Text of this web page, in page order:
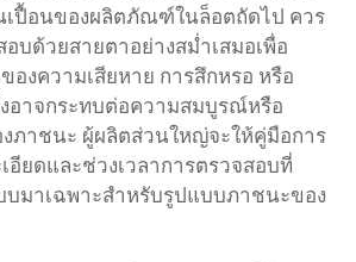
เปื้อนของผลิตภัณฑ์ในล็อตถัดไป ควร
บด้วยสายตาอย่างสม่ำเสมอเพื่อ
งความเสียหาย การสึกหรอ หรือ
อาจกระทบต่อความสมบูรณ์หรือ
ภาชนะ ผู้ผลิตส่วนใหญ่จะให้คู่มือการ
อียดและช่วงเวลาการตรวจสอบที่
มาเฉพาะสำหรับรูปแบบภาชนะของ